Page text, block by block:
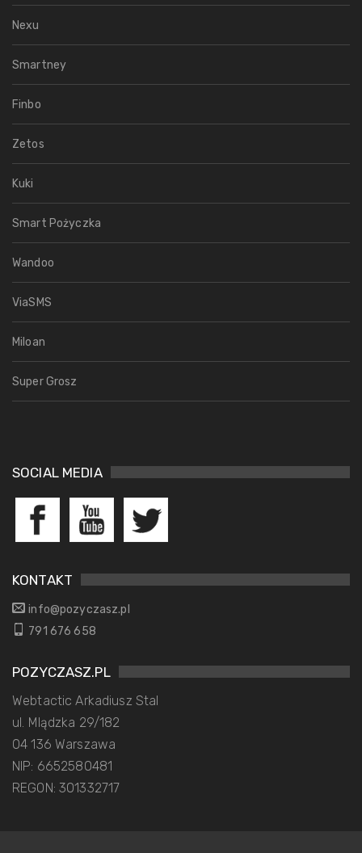
Nexu
Smartney
Finbo
Zetos
Kuki
Smart Pożyczka
Wandoo
ViaSMS
Miloan
Super Grosz
SOCIAL MEDIA
KONTAKT
info@pozyczasz.pl
791 676 658
POZYCZASZ.PL
Webtactic Arkadiusz Stal
ul. Mlądzka 29/182
04 136 Warszawa
NIP: 6652580481
REGON: 301332717